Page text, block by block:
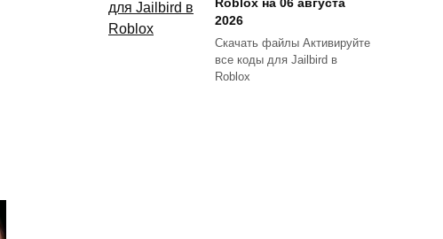
2026
Скачать файлы Активируйте
все коды для Jailbird в
Roblox